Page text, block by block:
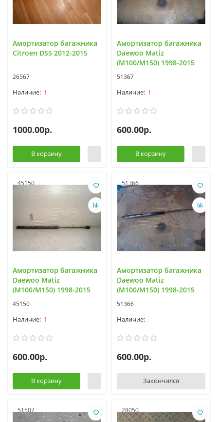
Амортизатор багажника
Citroen DS5 2012-2015
26567
1
1000.00р.
В корзину
Амортизатор багажника
Daewoo Matiz
(M100/M150) 1998-2015
51367
1
600.00р.
В корзину
45150
Амортизатор багажника
Daewoo Matiz
(M100/M150) 1998-2015
45150
1
600.00р.
В корзину
51366
Амортизатор багажника
Daewoo Matiz
(M100/M150) 1998-2015
51366
600.00р.
Закончился
51507 28050